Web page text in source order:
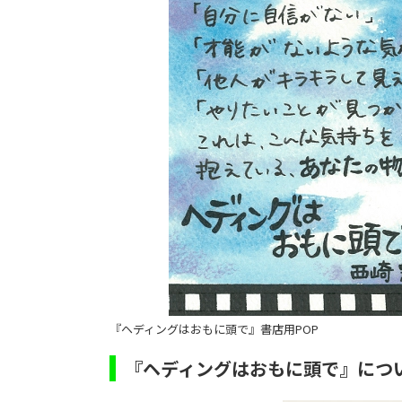
『ヘディングはおもに頭で』書店用POP
『ヘディングはおもに頭で』につ